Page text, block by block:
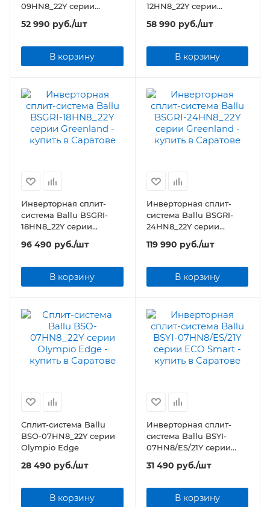
09HN8_22Y серии
52 990 руб./шт
В корзину
12HN8_22Y серии
58 990 руб./шт
В корзину
Инверторная сплит-
система Ballu BSGRI-
18HN8_22Y серии
96 490 руб./шт
В корзину
Инверторная сплит-
система Ballu BSGRI-
24HN8_22Y серии
119 990 руб./шт
В корзину
Сплит-система Ballu
BSO-07HN8_22Y серии
Olympio Edge
28 490 руб./шт
В корзину
Инверторная сплит-
система Ballu BSYI-
07HN8/ES/21Y серии
31 490 руб./шт
В корзину